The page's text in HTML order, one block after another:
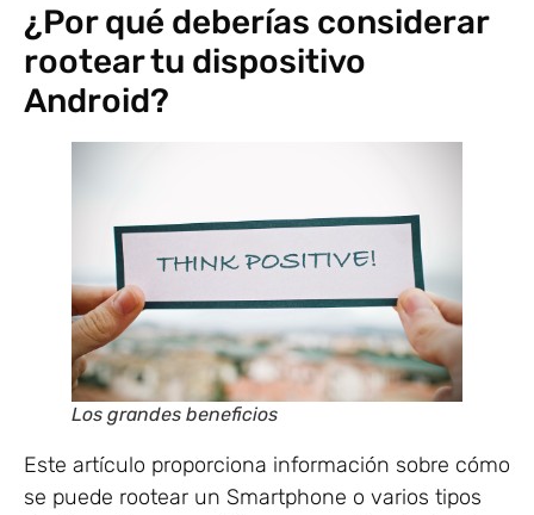
¿Por qué deberías considerar
rootear tu dispositivo
Android?
Los grandes beneficios
Este artículo proporciona información sobre cómo
se puede rootear un Smartphone o varios tipos